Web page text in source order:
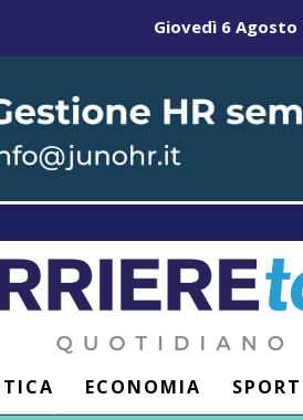
Giovedì 6 Agosto
ECONOMIA SPORT